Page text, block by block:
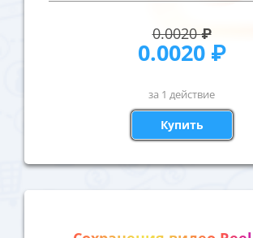
0.0020₽
0.0020 ₽
за 1 действие
Купить